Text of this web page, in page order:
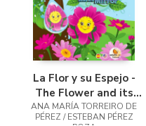
La Flor y su Espejo -
The Flower and its
Mirrow
ANA MARÍA TORREIRO DE
PÉREZ / ESTEBAN PÉREZ